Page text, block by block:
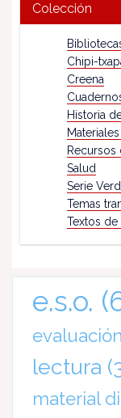
Colección
Chipi-
Creena
Historia
Recursos
Salud
Serie
Temas
Textos
e.s.o.
evaluación
lectura
material